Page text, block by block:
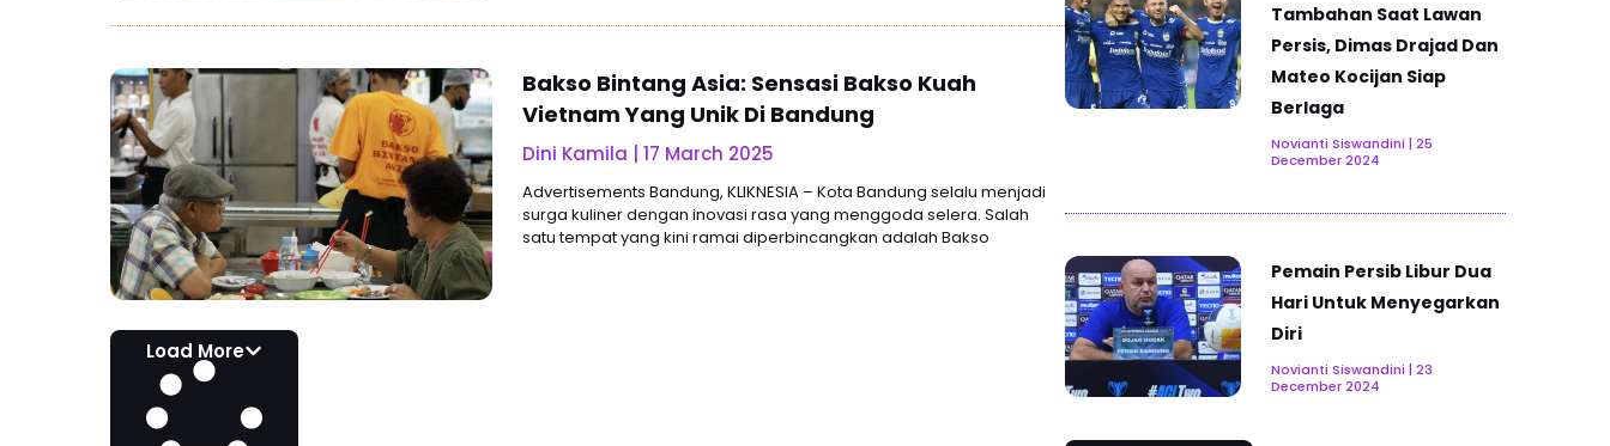
Bakso Bintang Asia: Sensasi Bakso Kuah
Vietnam Yang Unik Di Bandung
Dini Kamila 17 March 2025
Advertisements Bandung, KLIKNESIA – Kota Bandung selalu menjadi
surga kuliner dengan inovasi rasa yang menggoda selera. Salah
satu tempat yang kini ramai diperbincangkan adalah Bakso
Load More
Tambahan Saat Lawan
Persis, Dimas Drajad Dan
Mateo Kocijan Siap
Berlaga
Novianti Siswandini
25
December 2024
Pemain Persib Libur Dua
Hari Untuk Menyegarkan
Diri
Novianti Siswandini
23
December 2024